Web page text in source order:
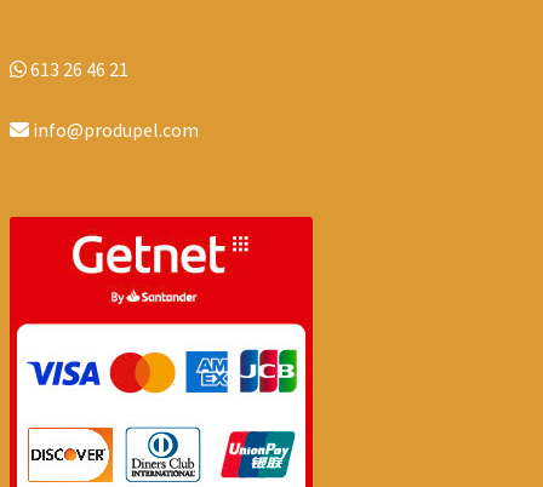
613 26 46 21
info@produpel.com